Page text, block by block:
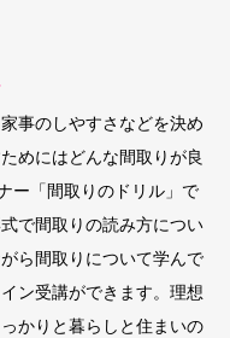
事のしやすさなどを決め
めにはどんな間取りが良
ー「間取りのドリル」で
で間取りの読み方につい
ら間取りについて学んで
ン受講ができます。理想
かりと暮らしと住まいの